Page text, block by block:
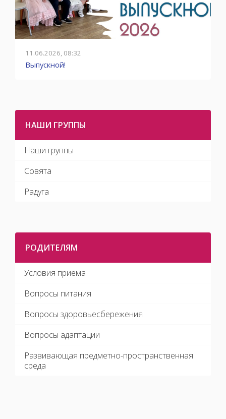
11.06.2026, 08:32
Выпускной!
НАШИ ГРУППЫ
Наши группы
Совята
Радуга
РОДИТЕЛЯМ
Условия приема
Вопросы питания
Вопросы здоровьесбережения
Вопросы адаптации
Развивающая предметно-пространственная
среда